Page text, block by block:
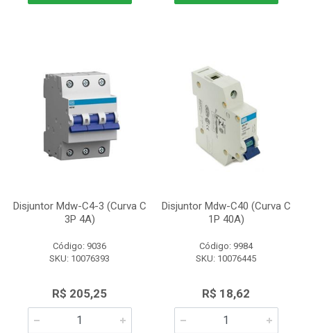
Disjuntor Mdw-C4-3 (Curva C
3P 4A)
Código: 9036
SKU: 10076393
R$ 205,25
Disjuntor Mdw-C40 (Curva C
1P 40A)
Código: 9984
SKU: 10076445
R$ 18,62